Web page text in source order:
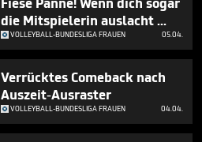
die Mitspielerin auslacht ...
VOLLEYBALL-BUNDESLIGA FRAUEN 05.04.
Verrücktes Comeback nach
Auszeit-Ausraster
VOLLEYBALL-BUNDESLIGA FRAUEN 04.04.